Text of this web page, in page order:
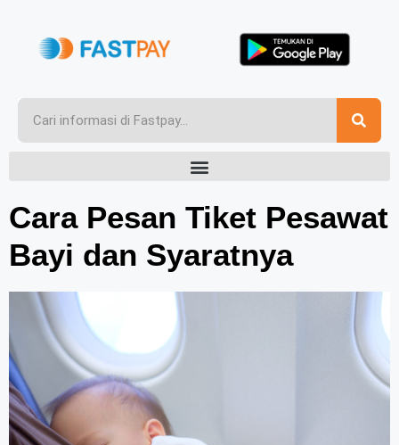
Cara Pesan Tiket Pesawat
Bayi dan Syaratnya